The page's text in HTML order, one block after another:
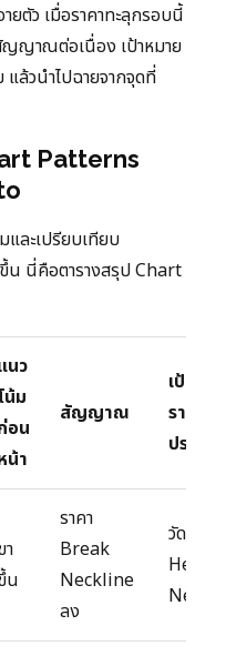
ยตัว เมื่อราคาทะลุกรอบนี้
ญาณต่อเนื่อง เป้าหมาย
แล้วนำไปฉายจากจุดที่
Patterns
และเปรียบเทียบ
น นี่คือตารางสรุป Chart
นว
น้ม
อน
น้า
สัญญาณ
เป้าหม
ราคา (
ประม
า
น
ราคา
Break
Neckline
ลง
วัดจาก
Head